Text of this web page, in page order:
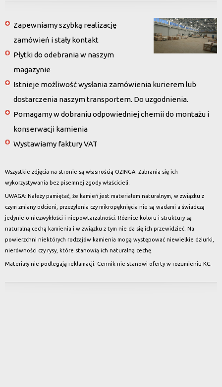
Zapewniamy szybką realizację
zamówień i stały kontakt
Płytki do odebrania w naszym
magazynie
Istnieje możliwość wysłania zamówienia kurierem lub
dostarczenia naszym transportem. Do uzgodnienia.
Pomagamy w dobraniu odpowiedniej chemii do montażu i
konserwacji kamienia
Wystawiamy faktury VAT
Wszystkie zdjęcia na stronie są własnością OZINGA. Zabrania się ich
wykorzystywania bez pisemnej zgody właścicieli.
UWAGA: Należy pamiętać, że kamień jest materiałem naturalnym, w związku z
czym zmiany odcieni, przeżylenia czy mikropęknięcia nie są wadami a świadczą
jedynie o niezwykłości i niepowtarzalności. Różnice koloru i struktury są
naturalną cechą kamienia i w związku z tym nie da się ich przewidzieć. Na
powierzchni niektórych rodzajów kamienia mogą występować niewielkie dziurki,
nierówności czy rysy, które stanowią ich naturalną cechę.
Materiały nie podlegają reklamacji. Cennik nie stanowi oferty w rozumieniu KC.